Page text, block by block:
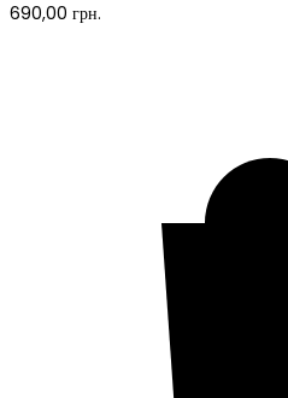
690,00 грн.